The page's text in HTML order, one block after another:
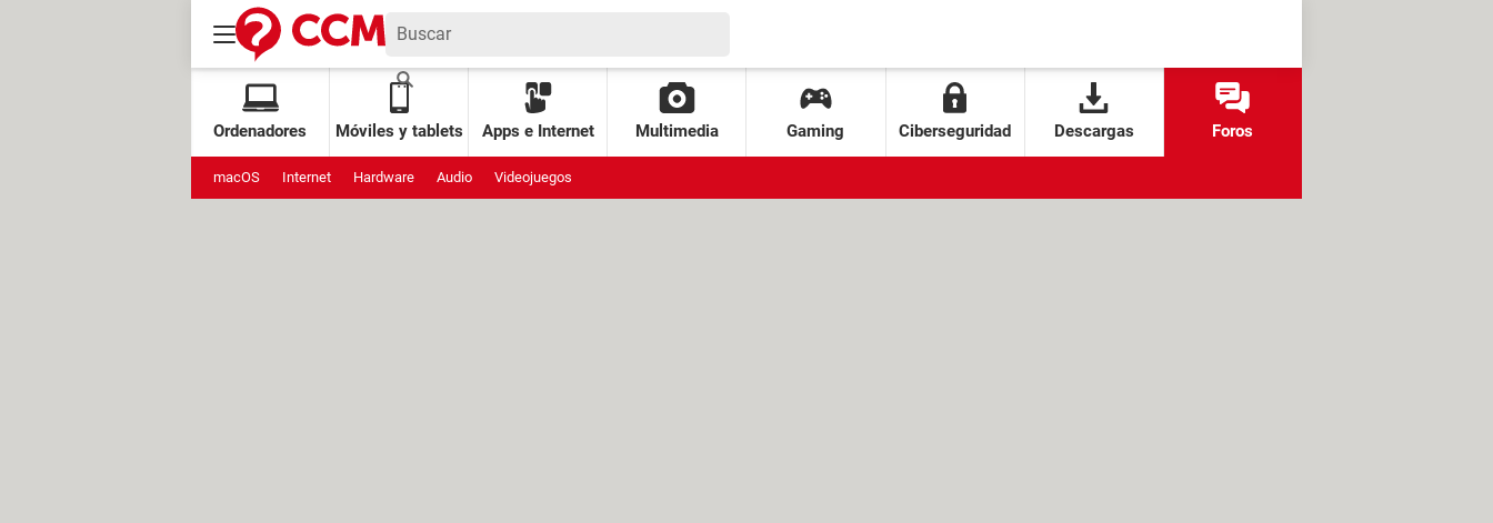
Ordenadores Móviles y tablets Apps e Internet Multimedia Gaming Ciberseguridad Descargas Foros
macOS Internet Hardware Audio Videojuegos